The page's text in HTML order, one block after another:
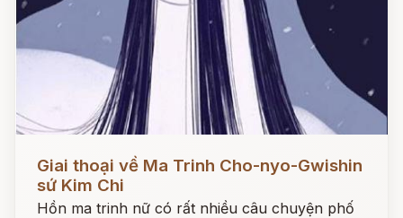
Giai thoại về Ma Trinh Cho-nyo-Gwishin
sứ Kim Chi
Hồn ma trinh nữ có rất nhiều câu chuyện phố